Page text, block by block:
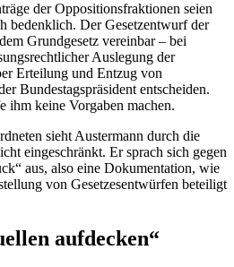
der Oppositionsfraktionen seien
bedenklich. Der Gesetzentwurf der
Grundgesetz vereinbar – bei
Auslegung der
Erteilung und Entzug von
Bundestagspräsident entscheiden.
ihm keine Vorgaben machen.
sieht Austermann durch die
eingeschränkt. Er sprach sich gegen
aus, also eine Dokumentation, wie
von Gesetzesentwürfen beteiligt
aufdecken“